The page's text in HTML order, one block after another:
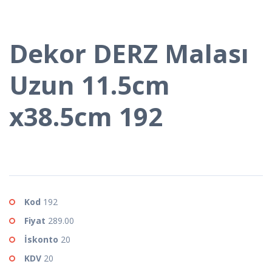
Dekor DERZ Malası
Uzun 11.5cm
x38.5cm 192
Kod 192
Fiyat 289.00
İskonto 20
KDV 20